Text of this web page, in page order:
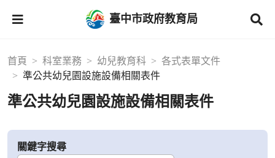
臺中市政府教育局
首頁 科室業務 幼兒教育科
各式表單文件
準公共幼兒園設施設備相關表件
準公共幼兒園設施設備相關表件
關鍵字搜尋